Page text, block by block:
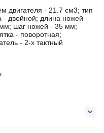
двигателя - 21.7 см3; тип
- двойной; длина ножей -
шаг ножей - 35 мм;
- поворотная;
- 2-х тактный